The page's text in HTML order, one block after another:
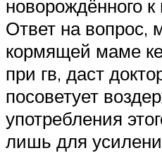
новорождённого к
Ответ на вопрос,
кормящей маме
при гв, даст
посоветует
употребления
лишь для